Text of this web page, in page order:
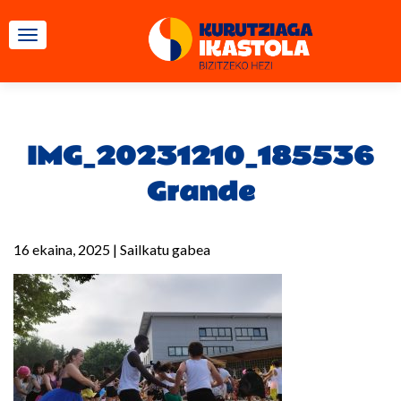
TOGGLE NAVIGATION
IMG_20231210_185536
Grande
16 ekaina, 2025 | Sailkatu gabea